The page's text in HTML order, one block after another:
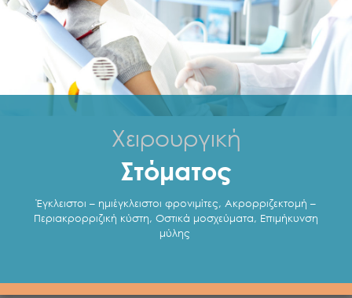
Χειρουργική
Στόματος
Έγκλειστοι – ημιέγκλειστοι φρονιμίτες, Ακρορριζεκτομή –
Περιακρορριζική κύστη, Οστικά μοσχεύματα, Επιμήκυνση
μύλης